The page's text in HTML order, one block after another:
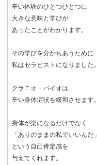
辛い体験のひとつひとつに
大きな意味と学びが
あったことがわかります。
その学びを分かちあうために
私はセラピストになりました。
クラニオ・バイオは
辛い身体症状を緩和させます。
身体が楽になるだけでなく
「ありのままの私でいいんだ」
という自己肯定感を
与えてくれます。